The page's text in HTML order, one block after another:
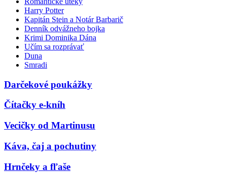
Harry Potter
Kapitán Stein a Notár Barbarič
Denník odvážneho bojka
Krimi Dominika Dána
Učím sa rozprávať
Duna
Smradi
Darčekové poukážky
Čítačky e-kníh
Vecičky od Martinusu
Káva, čaj a pochutiny
Hrnčeky a fľaše